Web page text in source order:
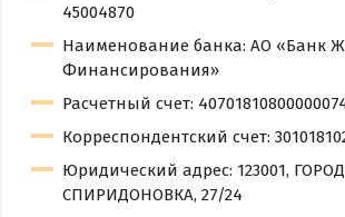
45004870
Наименование банка: АО «Банк
Финансирования»
Расчетный счет:
Корреспондентский счет:
Юридический адрес: 123001,
СПИРИДОНОВКА, 27/24